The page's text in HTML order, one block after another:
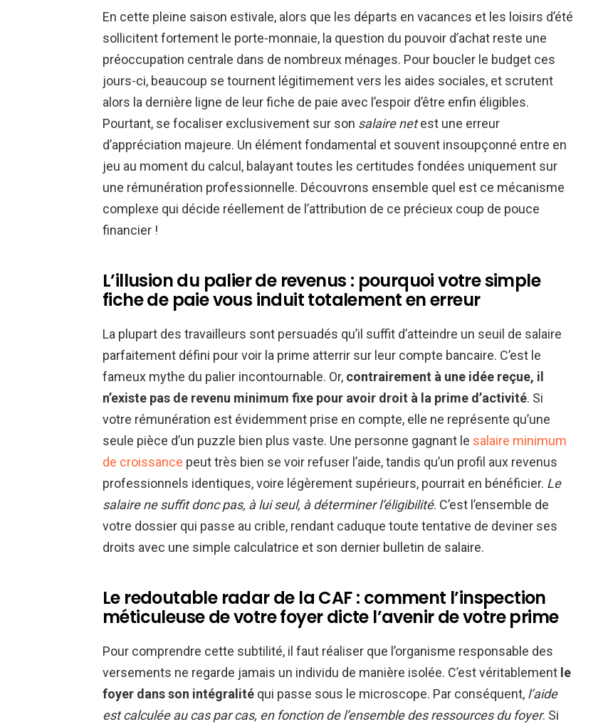
En cette pleine saison estivale, alors que les départs en vacances et les loisirs d’été
sollicitent fortement le porte-monnaie, la question du pouvoir d’achat reste une
préoccupation centrale dans de nombreux ménages. Pour boucler le budget ces
jours-ci, beaucoup se tournent légitimement vers les aides sociales, et scrutent
alors la dernière ligne de leur fiche de paie avec l’espoir d’être enfin éligibles.
Pourtant, se focaliser exclusivement sur son salaire netest une erreur
d’appréciation majeure. Un élément fondamental et souvent insoupçonné entre en
jeu au moment du calcul, balayant toutes les certitudes fondées uniquement sur
une rémunération professionnelle. Découvrons ensemble quel est ce mécanisme
complexe qui décide réellement de l’attribution de ce précieux coup de pouce
financier !
L’illusion du palier de revenus : pourquoi votre simple
fiche de paie vous induit totalement en erreur
La plupart des travailleurs sont persuadés qu’il suffit d’atteindre un seuil de salaire
parfaitement défini pour voir la prime atterrir sur leur compte bancaire. C’est le
fameux mythe du palier incontournable. Or, contrairement à une idée reçue, il
n’existe pas de revenu minimum fixe pour avoir droit à la prime d’activité. Si
votre rémunération est évidemment prise en compte, elle ne représente qu’une
seule pièce d’un puzzle bien plus vaste. Une personne gagnant le salaire minimum
de croissance peut très bien se voir refuser l’aide, tandis qu’un profil aux revenus
professionnels identiques, voire légèrement supérieurs, pourrait en bénéficier. Le
salaire ne suffit donc pas, à lui seul, à déterminer l’éligibilité. C’est l’ensemble de
votre dossier qui passe au crible, rendant caduque toute tentative de deviner ses
droits avec une simple calculatrice et son dernier bulletin de salaire.
Le redoutable radar de la CAF : comment l’inspection
méticuleuse de votre foyer dicte l’avenir de votre prime
Pour comprendre cette subtilité, il faut réaliser que l’organisme responsable des
versements ne regarde jamais un individu de manière isolée. C’est véritablement le
foyer dans son intégralité qui passe sous le microscope. Par conséquent, l’aide
est calculée au cas par cas, en fonction de l’ensemble des ressources du foyer. Si